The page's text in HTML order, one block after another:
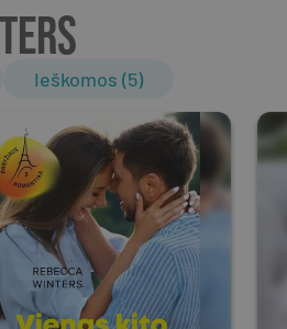
Ieškomos (5)